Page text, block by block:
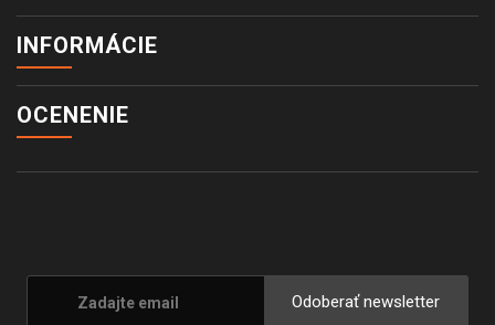
INFORMÁCIE
OCENENIE
Odoberať newsletter